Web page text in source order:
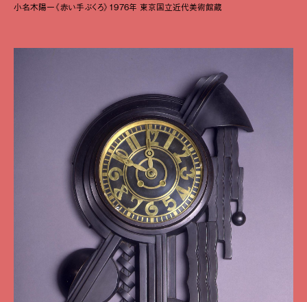
小名木陽一《赤い手ぶくろ》1976年 東京国立近代美術館蔵